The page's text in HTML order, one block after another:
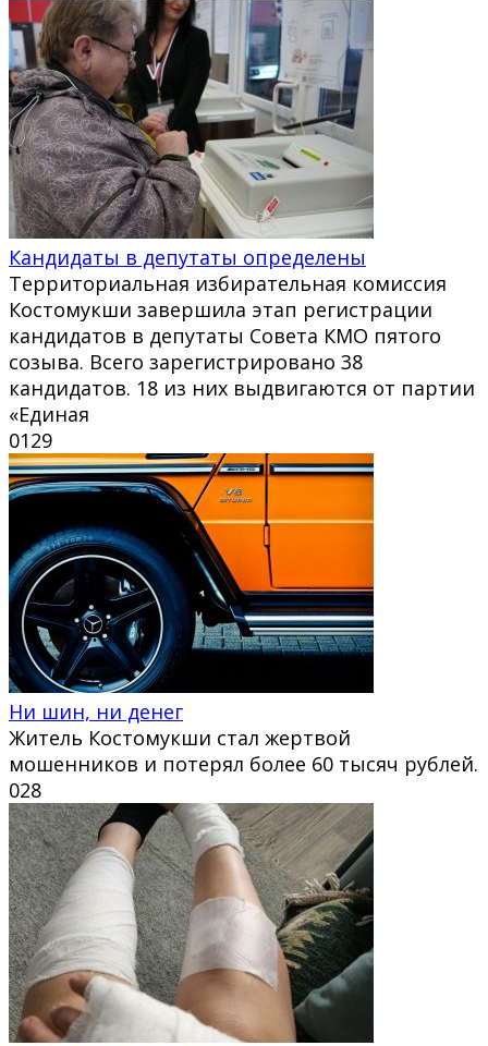
Кандидаты в депутаты определены
Территориальная избирательная комиссия
Костомукши завершила этап регистрации
кандидатов в депутаты Совета КМО пятого
созыва. Всего зарегистрировано 38
кандидатов. 18 из них выдвигаются от партии
«Единая
0129
Ни шин, ни денег
Житель Костомукши стал жертвой
мошенников и потерял более 60 тысяч рублей.
028